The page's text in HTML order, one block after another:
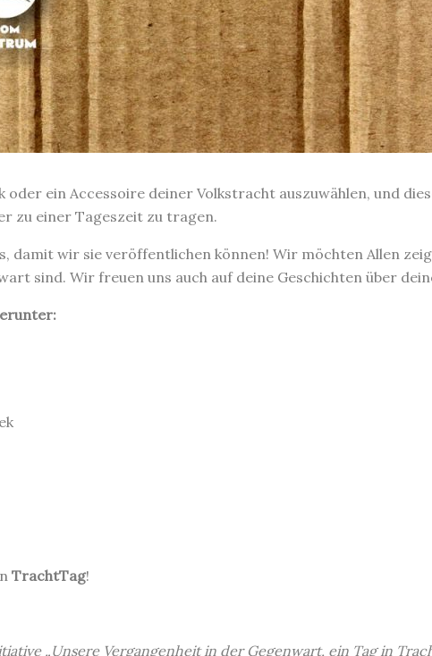
ein Accessoire deiner Volkstracht auszuwählen, und
zu einer Tageszeit zu tragen.
damit wir sie veröffentlichen können! Wir möchten Allen
sind. Wir freuen uns auch auf deine Geschichten über
TrachtTag!
„Unsere Vergangenheit in der Gegenwart, ein Tag in